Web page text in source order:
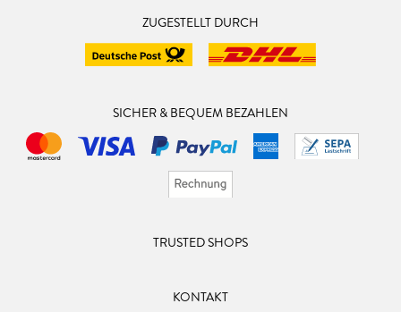
ZUGESTELLT DURCH
SICHER & BEQUEM BEZAHLEN
TRUSTED SHOPS
KONTAKT